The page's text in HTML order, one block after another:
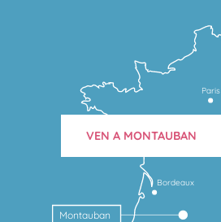
Bordeaux
Montauban
Paris
VEN A MONTAUBAN